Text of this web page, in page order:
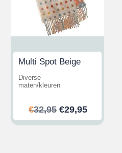
Multi Spot Beige
Diverse
maten/kleuren
€32,95 Ursprünglicher
Preis
€29,95Aktueller
Preis